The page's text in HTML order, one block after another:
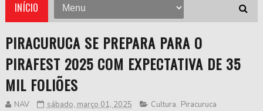
INÍCIO
PIRACURUCA SE PREPARA PARA O
PIRAFEST 2025 COM EXPECTATIVA DE 35
MIL FOLIÕES
NAV sábado, março 01, 2025 Cultura, Piracuruca